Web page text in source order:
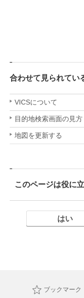
合わせて見られてい
VICSについて
目的地検索画面の見方
地図を更新する
このページは役に
はい
ブックマーク